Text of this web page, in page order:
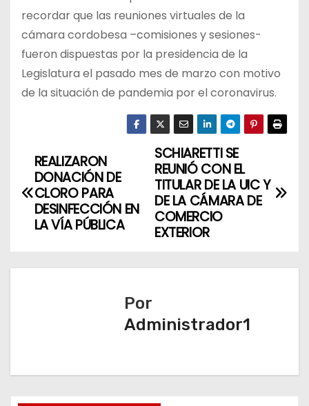
recordar que las reuniones virtuales de la
cámara cordobesa –comisiones y sesiones-
fueron dispuestas por la presidencia de la
Legislatura el pasado mes de marzo con motivo
de la situación de pandemia por el coronavirus.
N
a
g
SCHIARETTI SE
REUNIÓ CON EL
TITULAR DE LA UIC Y
DE LA CÁMARA DE
COMERCIO
EXTERIOR
REALIZARON
DONACIÓN DE
CLORO PARA
DESINFECCIÓN EN
LA VÍA PÚBLICA
Por
Administrador1